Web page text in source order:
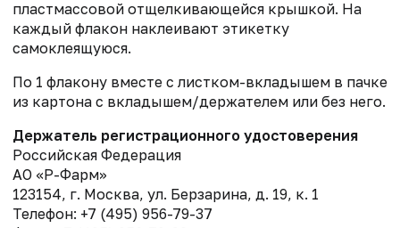
пластмассовой отщелкивающейся крышкой. На
каждый флакон наклеивают этикетку
самоклеящуюся.
По 1 флакону вместе с листком-вкладышем в пачке
из картона с вкладышем/держателем или без него.
Держатель регистрационного удостоверения
Российская Федерация
АО «Р-Фарм»
123154, г. Москва, ул. Берзарина, д. 19, к. 1
Телефон: +7 (495) 956-79-37